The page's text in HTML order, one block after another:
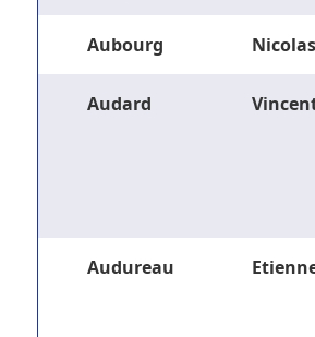
Aubourg Nicolas
Audard
Audureau